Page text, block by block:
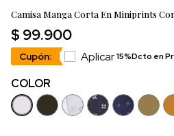
Camisa Manga Corta En Miniprints
$ 99.900
Cupón: Aplicar15%Dcto en
COLOR